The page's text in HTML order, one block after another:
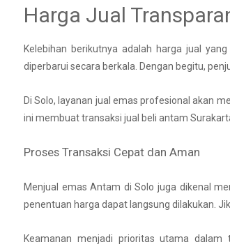
Harga Jual
Kelebihan berikutnya adalah harga jual
diperbarui secara berkala. Dengan begitu,
Di Solo, layanan jual emas profesional akan
ini membuat transaksi jual beli antam
Proses Transaksi Cepat dan Aman
Menjual emas Antam di Solo juga dikenal
penentuan harga dapat langsung dilakukan.
Keamanan menjadi prioritas utama